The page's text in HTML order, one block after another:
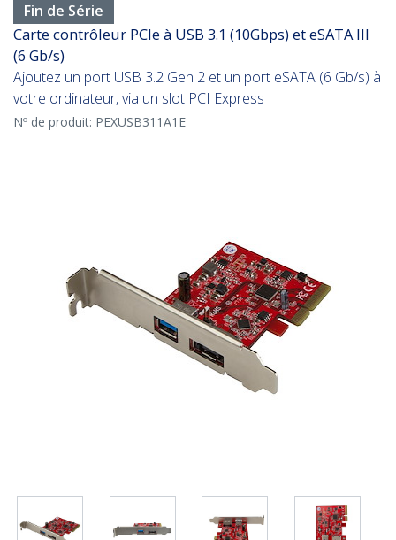
Fin de Série
Carte contrôleur PCIe à USB 3.1 (10Gbps) et eSATA III
(6 Gb/s)
Ajoutez un port USB 3.2 Gen 2 et un port eSATA (6 Gb/s) à
votre ordinateur, via un slot PCI Express
Nº de produit: PEXUSB311A1E